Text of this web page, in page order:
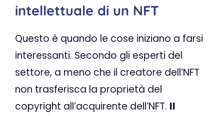
intellettuale di un NFT
Questo è quando le cose iniziano a farsi
interessanti. Secondo gli esperti del
settore, a meno che il creatore dell’NFT
non trasferisca la proprietà del
copyright all’acquirente dell’NFT. Il